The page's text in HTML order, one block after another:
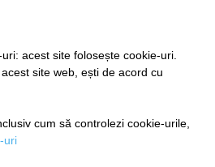
acest site folosește cookie-uri.
site web, ești de acord cu
cum să controlezi cookie-urile,
uri